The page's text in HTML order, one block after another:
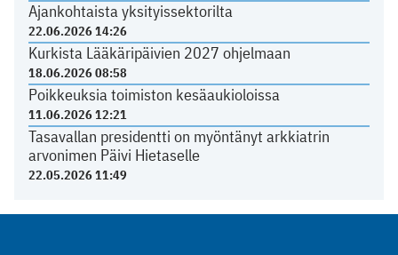
Ajankohtaista yksityissektorilta
22.06.2026 14:26
Kurkista Lääkäripäivien 2027 ohjelmaan
18.06.2026 08:58
Poikkeuksia toimiston kesäaukioloissa
11.06.2026 12:21
Tasavallan presidentti on myöntänyt arkkiatrin
arvonimen Päivi Hietaselle
22.05.2026 11:49